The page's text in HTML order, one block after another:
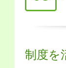
制度を